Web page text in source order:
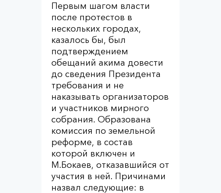
Первым шагом власти
после протестов в
нескольких городах,
казалось бы, был
подтверждением
обещаний акима довести
до сведения Президента
требования и не
наказывать организаторов
и участников мирного
собрания. Образована
комиссия по земельной
реформе, в состав
которой включен и
М.Бокаев, отказавшийся от
участия в ней. Причинами
назвал следующие: в